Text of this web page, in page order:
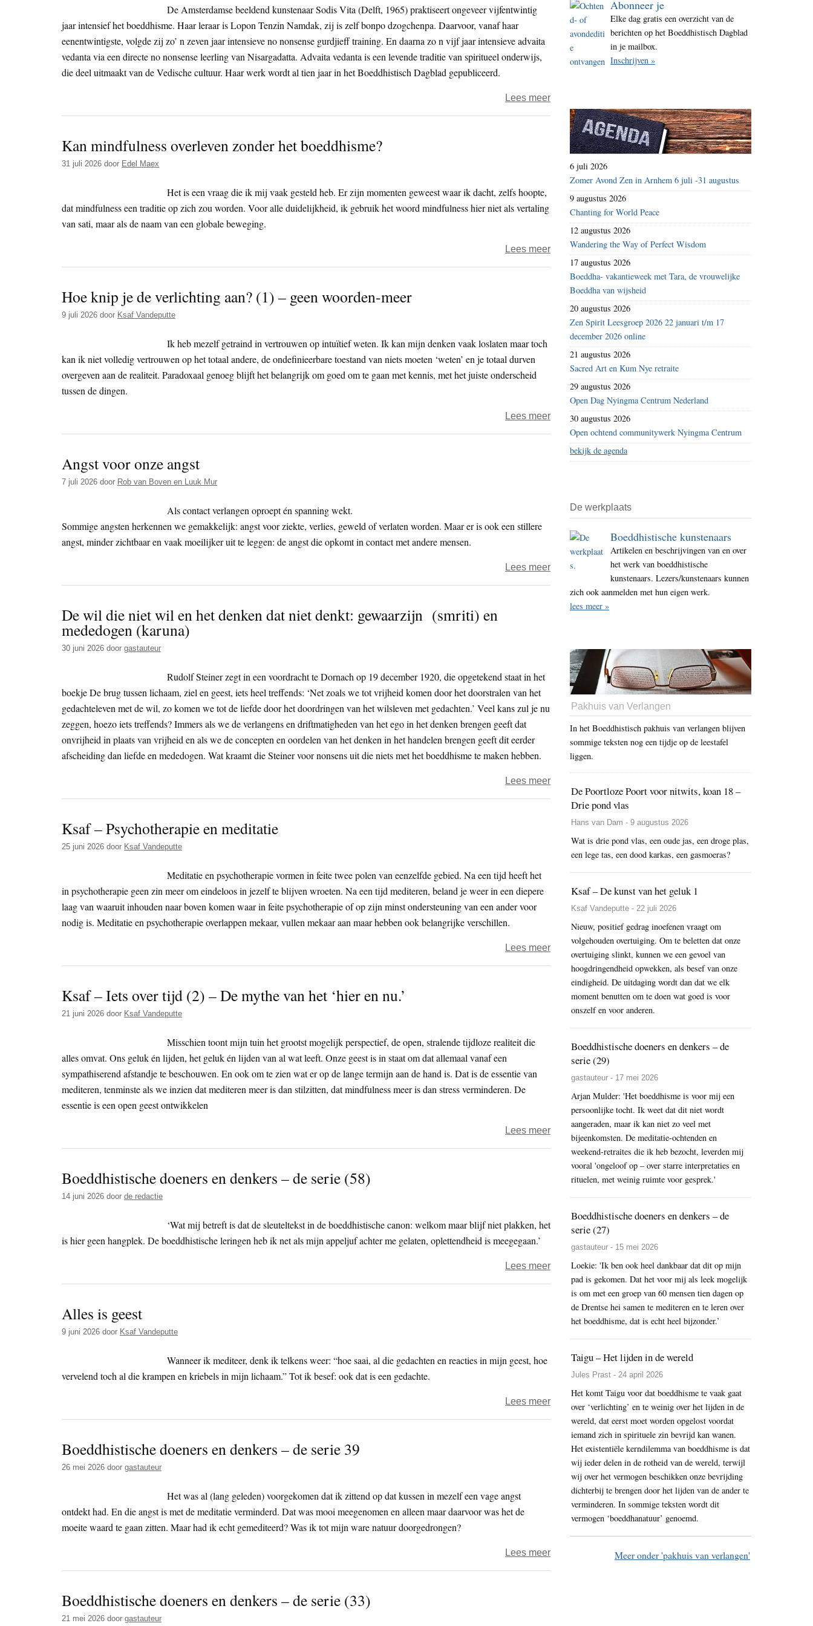
i
t
De Amsterdamse beeldend kunstenaar Sodis Vita (Delft, 1965) praktiseert ongeveer vijfentwintig
jaar intensief het boeddhisme. Haar leraar is Lopon Tenzin Namdak, zij is zelf bonpo dzogchenpa. Daarvoor, vanaf haar
eenentwintigste, volgde zij zo’ n zeven jaar intensieve no nonsense gurdjieff training. En daarna zo n vijf jaar intensieve advaita
vedanta via een directe no nonsense leerling van Nisargadatta. Advaita vedanta is een levende traditie van spiritueel onderwijs,
die deel uitmaakt van de Vedische cultuur. Haar werk wordt al tien jaar in het Boeddhistisch Dagblad gepubliceerd.
Lees meerover
Sodis
uiting
innerlijk
Kan mindfulness overleven zonder het boeddhisme?
31 juli 2026 door Edel Maex
Het is een vraag die ik mij vaak gesteld heb. Er zijn momenten geweest waar ik dacht, zelfs hoopte,
dat mindfulness een traditie op zich zou worden. Voor alle duidelijkheid, ik gebruik het woord mindfulness hier niet als vertaling
van sati, maar als de naam van een globale beweging.
Lees meerover
mindfulness
overleven
zonder
boeddhisme?
Hoe knip je de verlichting aan? (1) – geen woorden-meer
9 juli 2026 door Ksaf Vandeputte
Ik heb mezelf getraind in vertrouwen op intuïtief weten. Ik kan mijn denken vaak loslaten maar toch
kan ik niet volledig vertrouwen op het totaal andere, de ondefinieerbare toestand van niets moeten ‘weten’ en je totaal durven
overgeven aan de realiteit. Paradoxaal genoeg blijft het belangrijk om goed om te gaan met kennis, met het juiste onderscheid
tussen de dingen.
Lees meerover
aan?
geen
woorden-
meer
Angst voor onze angst
7 juli 2026 door Rob van Boven en Luuk Mur
Als contact verlangen oproept én spanning wekt.
Sommige angsten herkennen we gemakkelijk: angst voor ziekte, verlies, geweld of verlaten worden. Maar er is ook een stillere
angst, minder zichtbaar en vaak moeilijker uit te leggen: de angst die opkomt in contact met andere mensen.
Lees meerover
onze
De wil die niet wil en het denken dat niet denkt: gewaarzijn (smriti) en
mededogen (karuna)
30 juni 2026 door gastauteur
Rudolf Steiner zegt in een voordracht te Dornach op 19 december 1920, die opgetekend staat in het
boekje De brug tussen lichaam, ziel en geest, iets heel treffends: ‘Net zoals we tot vrijheid komen door het doorstralen van het
gedachteleven met de wil, zo komen we tot de liefde door het doordringen van het wilsleven met gedachten.’ Veel kans zul je nu
zeggen, hoezo iets treffends? Immers als we de verlangens en driftmatigheden van het ego in het denken brengen geeft dat
onvrijheid in plaats van vrijheid en als we de concepten en oordelen van het denken in het handelen brengen geeft dit eerder
afscheiding dan liefde en mededogen. Wat kraamt die Steiner voor nonsens uit die niets met het boeddhisme te maken hebben.
Lees meerover
denken
denkt:
gewaarzijn
(smriti)
mededogen
Ksaf – Psychotherapie en meditatie
25 juni 2026 door Ksaf Vandeputte
Meditatie en psychotherapie vormen in feite twee polen van eenzelfde gebied. Na een tijd heeft het
in psychotherapie geen zin meer om eindeloos in jezelf te blijven wroeten. Na een tijd mediteren, beland je weer in een diepere
laag van waaruit inhouden naar boven komen waar in feite psychotherapie of op zijn minst ondersteuning van een ander voor
nodig is. Meditatie en psychotherapie overlappen mekaar, vullen mekaar aan maar hebben ook belangrijke verschillen.
Lees meerover
Psychotherapie
Ksaf – Iets over tijd (2) – De mythe van het ‘hier en nu.’
21 juni 2026 door Ksaf Vandeputte
Misschien toont mijn tuin het grootst mogelijk perspectief, de open, stralende tijdloze realiteit die
alles omvat. Ons geluk én lijden, het geluk én lijden van al wat leeft. Onze geest is in staat om dat allemaal vanaf een
sympathiserend afstandje te beschouwen. En ook om te zien wat er op de lange termijn aan de hand is. Dat is de essentie van
mediteren, tenminste als we inzien dat mediteren meer is dan stilzitten, dat mindfulness meer is dan stress verminderen. De
essentie is een open geest ontwikkelen
Lees meerover
(2)
mythe
van
Boeddhistische doeners en denkers – de serie (58)
14 juni 2026 door de redactie
‘Wat mij betreft is dat de sleuteltekst in de boeddhistische canon: welkom maar blijf niet plakken, het
is hier geen hangplek. De boeddhistische leringen heb ik net als mijn appeljuf achter me gelaten, oplettendheid is meegegaan.’
Lees meerover
Boeddhistische
doeners
Alles is geest
9 juni 2026 door Ksaf Vandeputte
Wanneer ik mediteer, denk ik telkens weer: “hoe saai, al die gedachten en reacties in mijn geest, hoe
vervelend toch al die krampen en kriebels in mijn lichaam.” Tot ik besef: ook dat is een gedachte.
Lees meerover
geest
Boeddhistische doeners en denkers – de serie 39
26 mei 2026 door gastauteur
Het was al (lang geleden) voorgekomen dat ik zittend op dat kussen in mezelf een vage angst
ontdekt had. En die angst is met de meditatie verminderd. Dat was mooi meegenomen en alleen maar daarvoor was het de
moeite waard te gaan zitten. Maar had ik echt gemediteerd? Was ik tot mijn ware natuur doorgedrongen?
Lees meerover
Boeddhistische doeners en denkers – de serie (33)
21 mei 2026 door gastauteur
Abonneer je
Elke dag gratis een overzicht van de
berichten op het Boeddhistisch Dagblad
in je mailbox.
Inschrijven »
6 juli 2026
Zomer Avond Zen in Arnhem 6 juli -31 augustus
9 augustus 2026
Chanting for World Peace
12 augustus 2026
Wandering the Way of Perfect Wisdom
17 augustus 2026
Boeddha- vakantieweek met Tara, de vrouwelijke
Boeddha van wijsheid
20 augustus 2026
Zen Spirit Leesgroep 2026 22 januari t/m 17
december 2026 online
21 augustus 2026
Sacred Art en Kum Nye retraite
29 augustus 2026
Open Dag Nyingma Centrum Nederland
30 augustus 2026
Open ochtend communitywerk Nyingma Centrum
bekijk de agenda
De werkplaats
Boeddhistische kunstenaars
Artikelen en beschrijvingen van en over
het werk van boeddhistische
kunstenaars. Lezers/kunstenaars kunnen
zich ook aanmelden met hun eigen werk.
lees meer »
Pakhuis van Verlangen
In het Boeddhistisch pakhuis van verlangen blijven
sommige teksten nog een tijdje op de leestafel
liggen.
De Poortloze Poort voor nitwits, koan 18 –
Drie pond vlas
Hans van Dam - 9 augustus 2026
Wat is drie pond vlas, een oude jas, een droge plas,
een lege tas, een dood karkas, een gasmoeras?
Ksaf – De kunst van het geluk 1
Ksaf Vandeputte - 22 juli 2026
Nieuw, positief gedrag inoefenen vraagt om
volgehouden overtuiging. Om te beletten dat onze
overtuiging slinkt, kunnen we een gevoel van
hoogdringendheid opwekken, als besef van onze
eindigheid. De uitdaging wordt dan dat we elk
moment benutten om te doen wat goed is voor
onszelf en voor anderen.
Boeddhistische doeners en denkers – de
serie (29)
gastauteur - 17 mei 2026
Arjan Mulder: 'Het boeddhisme is voor mij een
persoonlijke tocht. Ik weet dat dit niet wordt
aangeraden, maar ik kan niet zo veel met
bijeenkomsten. De meditatie-ochtenden en
weekend-retraites die ik heb bezocht, leverden mij
vooral 'ongeloof op – over starre interpretaties en
rituelen, met weinig ruimte voor gesprek.'
Boeddhistische doeners en denkers – de
serie (27)
gastauteur - 15 mei 2026
Loekie: 'Ik ben ook heel dankbaar dat dit op mijn
pad is gekomen. Dat het voor mij als leek mogelijk
is om met een groep van 60 mensen tien dagen op
de Drentse hei samen te mediteren en te leren over
het boeddhisme, dat is echt heel bijzonder.’
Taigu – Het lijden in de wereld
Jules Prast - 24 april 2026
Het komt Taigu voor dat boeddhisme te vaak gaat
over ‘verlichting’ en te weinig over het lijden in de
wereld, dat eerst moet worden opgelost voordat
iemand zich in spirituele zin bevrijd kan wanen.
Het existentiële kerndilemma van boeddhisme is dat
wij ieder delen in de rotheid van de wereld, terwijl
wij over het vermogen beschikken onze bevrijding
dichterbij te brengen door het lijden van de ander te
verminderen. In sommige teksten wordt dit
vermogen ‘boeddhanatuur’ genoemd.
Meer onder 'pakhuis van verlangen'